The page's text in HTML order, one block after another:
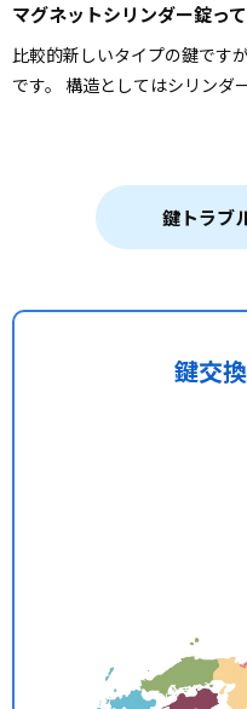
マグネットシリンダー錠っ
比較的新しいタイプの鍵です
です。 構造としてはシリンダ
鍵トラブ
鍵交